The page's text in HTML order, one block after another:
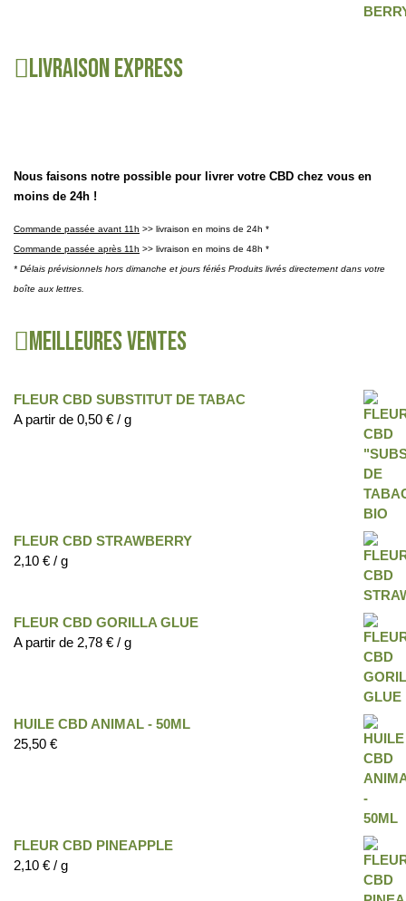
Livraison express
Nous faisons notre possible pour livrer votre CBD chez vous en
moins de 24h !
Commande passée avant 11h >> livraison en moins de 24h *
Commande passée après 11h >> livraison en moins de 48h *
* Délais prévisionnels hors dimanche et jours fériés Produits livrés directement dans votre
boîte aux lettres.
Meilleures ventes
FLEUR CBD SUBSTITUT DE TABAC
A partir de 0,50 € / g
FLEUR CBD STRAWBERRY
2,10 € / g
FLEUR CBD GORILLA GLUE
A partir de 2,78 € / g
HUILE CBD ANIMAL - 50ML
25,50 €
FLEUR CBD PINEAPPLE
2,10 € / g